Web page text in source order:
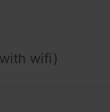
wifi)